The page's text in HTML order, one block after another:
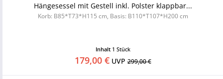
Hängesessel mit Gestell inkl. Polster klappbar...
Korb: B85*T73*H115 cm, Basis: B110*T107*H200 cm
Inhalt 1 Stück
179,00 €UVP299,00 €